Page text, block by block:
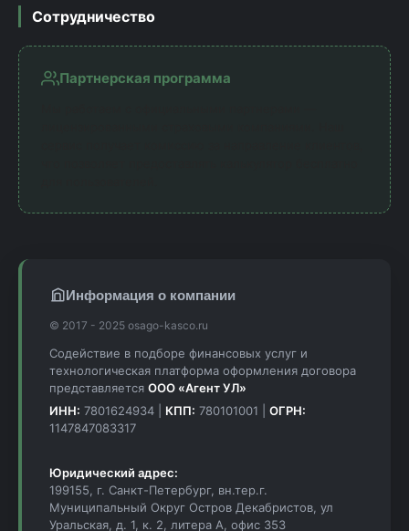
Сотрудничество
Партнерская программа
Информация о компании
© 2017 - 2025 osago-kasco.ru
Содействие в подборе финансовых услуг и
технологическая платформа оформления договора
представляется ООО «Агент УЛ»
ИНН: 7801624934 | КПП: 780101001 | ОГРН:
1147847083317
Юридический адрес:
199155, г. Санкт-Петербург, вн.тер.г.
Муниципальный Округ Остров Декабристов, ул
Уральская, д. 1, к. 2, литера А, офис 353